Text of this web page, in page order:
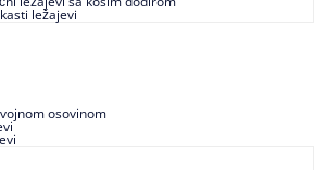
ležajevi
osovinom